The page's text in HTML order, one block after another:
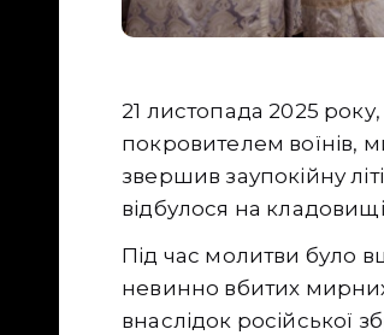
21 листопада 2025
покровителем воїнів,
звершив заупокійну
відбулося на
Під час молитви було
невинно вбитих мирних
внаслідок російської